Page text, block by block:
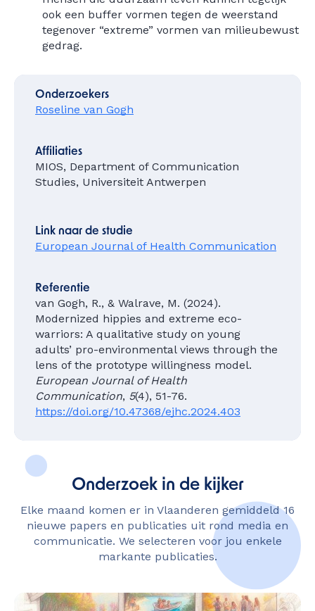
ook een buffer vormen tegen de weerstand
tegenover “extreme” vormen van milieubewust
gedrag.
Onderzoekers
Roseline van Gogh
Affiliaties
MIOS, Department of Communication
Studies, Universiteit Antwerpen
Link naar de studie
European Journal of Health Communication
Referentie
van Gogh, R., & Walrave, M. (2024).
Modernized hippies and extreme eco-
warriors: A qualitative study on young
adults’ pro-environmental views through the
lens of the prototype willingness model.
European Journal of Health
Communication, 5(4), 51-76.
https://doi.org/10.47368/ejhc.2024.403
Onderzoek in de kijker
Elke maand komen er in Vlaanderen gemiddeld 16
nieuwe papers en publicaties uit rond media en
communicatie. We selecteren voor jou enkele
markante publicaties.